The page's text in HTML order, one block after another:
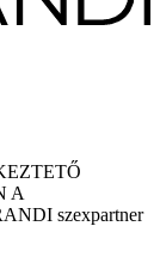
A
szexpartner